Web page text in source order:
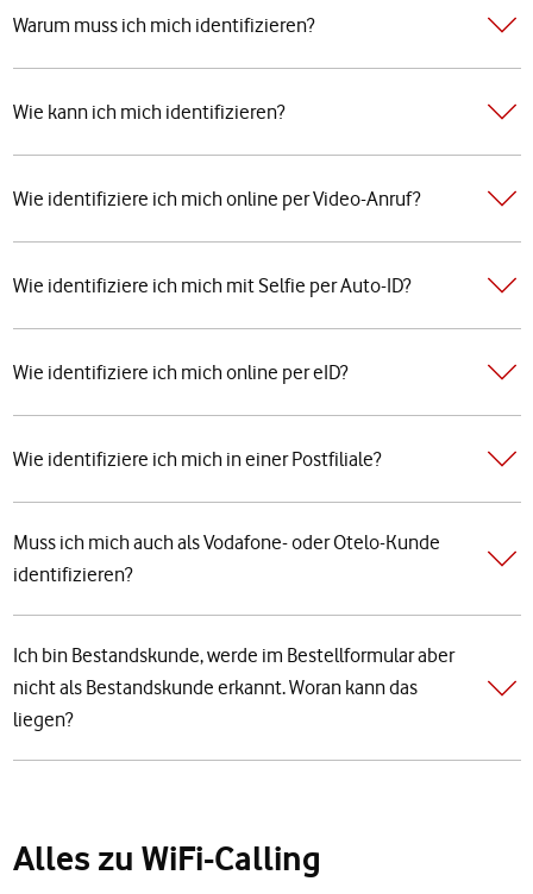
Warum muss ich mich identifizieren?
Wie kann ich mich identifizieren?
Wie identifiziere ich mich online per Video-Anruf?
Wie identifiziere ich mich mit Selfie per Auto-ID?
Wie identifiziere ich mich online per eID?
Wie identifiziere ich mich in einer Postfiliale?
Muss ich mich auch als Vodafone- oder Otelo-Kunde
identifizieren?
Ich bin Bestandskunde, werde im Bestellformular aber
nicht als Bestandskunde erkannt. Woran kann das
liegen?
Alles zu WiFi-Calling